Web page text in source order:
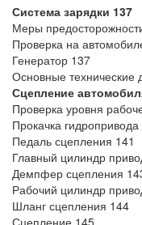
Система зарядки 137
Меры
Проверка на
Генератор 137
Основные технические
Сцепление
Проверка уровня
Прокачка
Педаль сцепления 141
Главный цилиндр
Демпфер сцепления
Рабочий цилиндр
Шланг сцепления 144
Сцепление 145